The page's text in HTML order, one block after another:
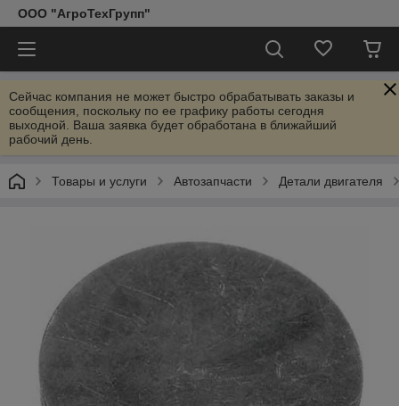
ООО "АгроТехГрупп"
Сейчас компания не может быстро обрабатывать заказы и
сообщения, поскольку по ее графику работы сегодня
выходной. Ваша заявка будет обработана в ближайший
рабочий день.
Товары и услуги Автозапчасти Детали двигателя